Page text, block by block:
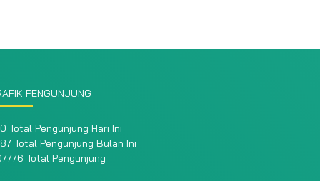
PENGUNJUNG
Total Pengunjung Hari Ini
Total Pengunjung Bulan Ini
Total Pengunjung